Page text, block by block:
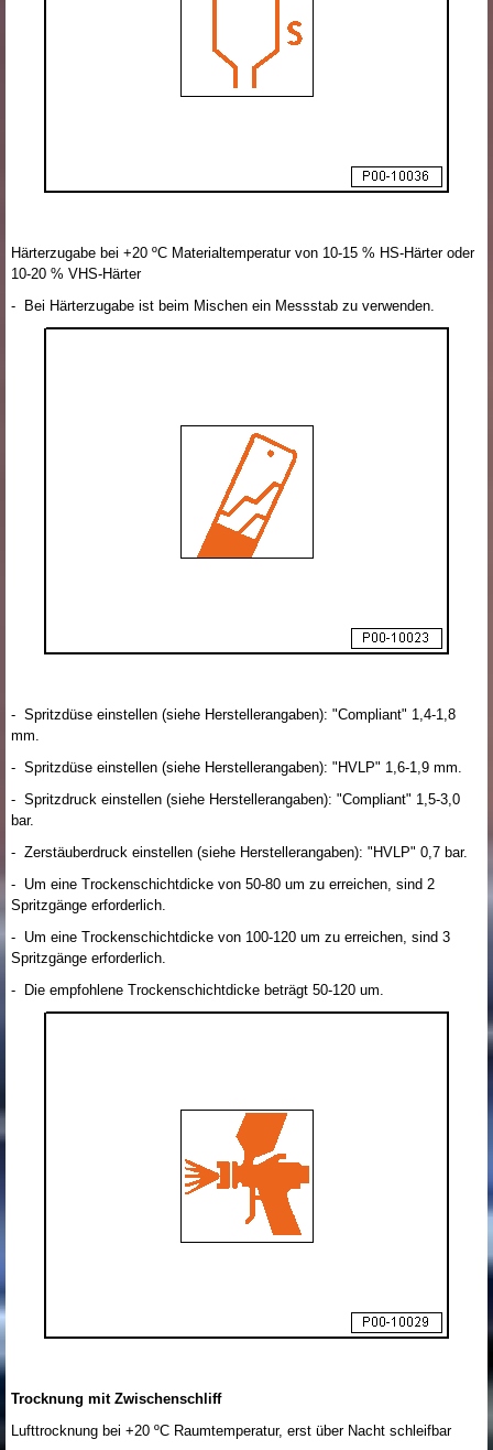
Härterzugabe bei +20 ºC Materialtemperatur von 10-15 % HS-Härter oder
10-20 % VHS-Härter
- Bei Härterzugabe ist beim Mischen ein Messstab zu verwenden.
- Spritzdüse einstellen (siehe Herstellerangaben): "Compliant" 1,4-1,8
mm.
- Spritzdüse einstellen (siehe Herstellerangaben): "HVLP" 1,6-1,9 mm.
- Spritzdruck einstellen (siehe Herstellerangaben): "Compliant" 1,5-3,0
bar.
- Zerstäuberdruck einstellen (siehe Herstellerangaben): "HVLP" 0,7 bar.
- Um eine Trockenschichtdicke von 50-80 um zu erreichen, sind 2
Spritzgänge erforderlich.
- Um eine Trockenschichtdicke von 100-120 um zu erreichen, sind 3
Spritzgänge erforderlich.
- Die empfohlene Trockenschichtdicke beträgt 50-120 um.
Trocknung mit Zwischenschliff
Lufttrocknung bei +20 ºC Raumtemperatur, erst über Nacht schleifbar